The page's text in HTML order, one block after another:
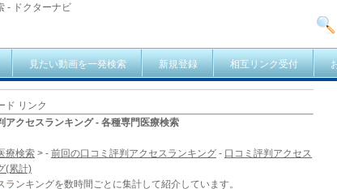
- ドクターナビ
見たい動画を一発検索 新規登録 相互リンク受付
ド リンク
アクセスランキング - 各種専門医療検索
療検索 > - 前回の口コミ評判アクセスランキング - 口コミ評判アクセス
(累計)
ンキングを数時間ごとに集計して紹介しています。